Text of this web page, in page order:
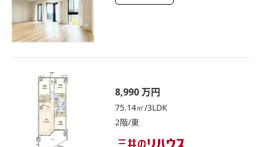
8,990 万円
75.14㎡/3LDK
2階/東